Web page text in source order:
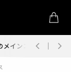
インコレクションが